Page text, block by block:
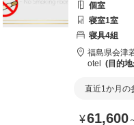
個室
寝室1室
寝具4組
福島県会津
otel
目的
直近1か月の
¥61,600